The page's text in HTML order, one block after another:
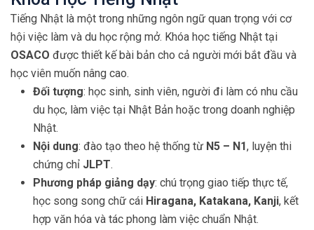
Tiếng Nhật là một trong những ngôn ngữ quan trọng với cơ
hội việc làm và du học rộng mở. Khóa học tiếng Nhật tại
OSACO được thiết kế bài bản cho cả người mới bắt đầu và
học viên muốn nâng cao.
Đối tượng: học sinh, sinh viên, người đi làm có nhu cầu
du học, làm việc tại Nhật Bản hoặc trong doanh nghiệp
Nhật.
Nội dung: đào tạo theo hệ thống từ N5 – N1, luyện thi
chứng chỉ JLPT.
Phương pháp giảng dạy: chú trọng giao tiếp thực tế,
học song song chữ cái Hiragana, Katakana, Kanji, kết
hợp văn hóa và tác phong làm việc chuẩn Nhật.